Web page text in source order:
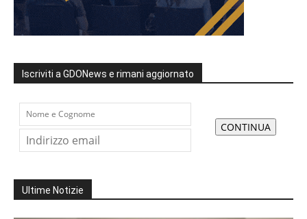
Iscriviti a GDONews e rimani aggiornato
Ultime Notizie